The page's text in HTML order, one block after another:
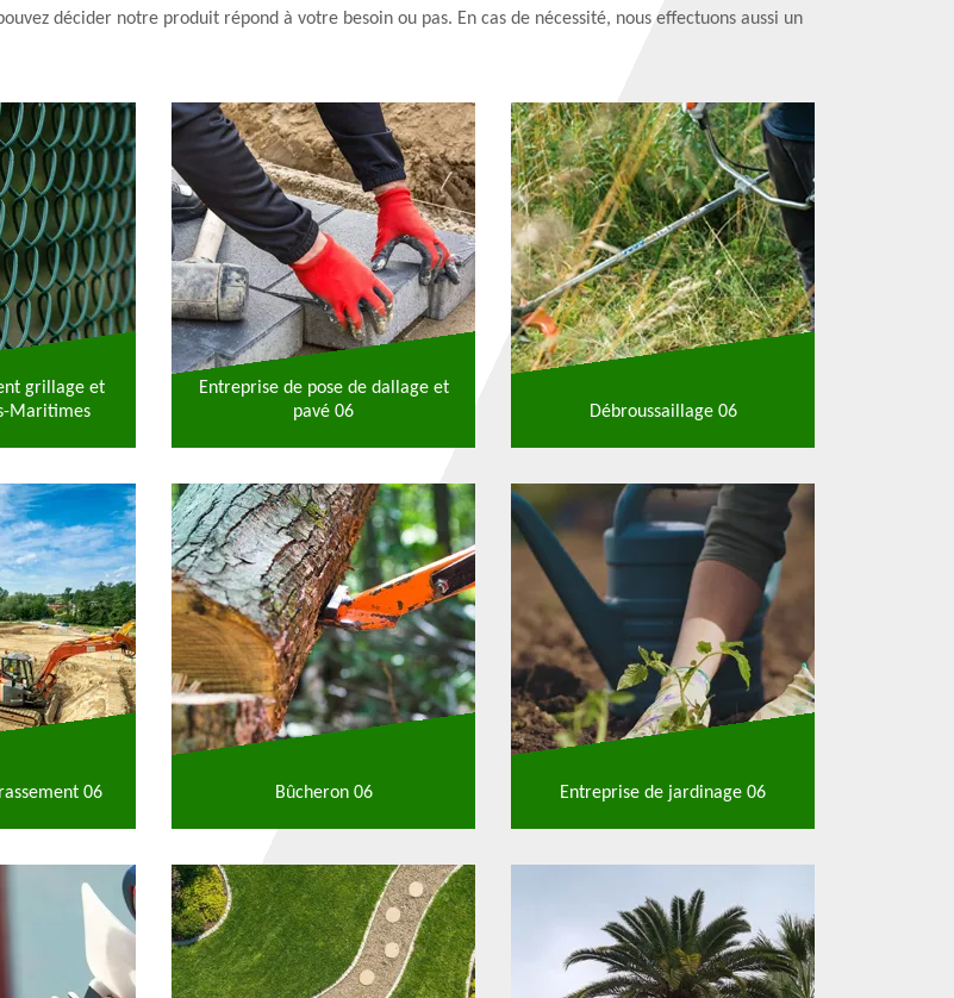
décider notre produit répond à votre besoin ou pas. En cas de nécessité, nous effectuons aussi un
grillage et
Maritimes
Entreprise de pose de dallage et
pavé 06
Débroussaillage 06
06 Bûcheron 06 Entreprise de jardinage 06